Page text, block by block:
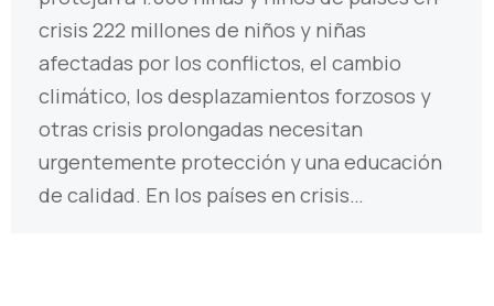
crisis 222 millones de niños y niñas
afectadas por los conflictos, el cambio
climático, los desplazamientos forzosos y
otras crisis prolongadas necesitan
urgentemente protección y una educación
de calidad. En los países en crisis…